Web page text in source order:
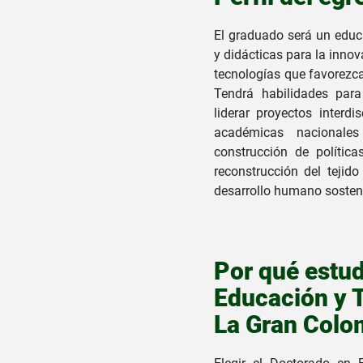
El graduado será un
y didácticas para la
tecnologías que
Tendrá habilidades
liderar proyectos
académicas
construcción de
reconstrucción del
desarrollo humano
Por qué
Educación y
La Gran